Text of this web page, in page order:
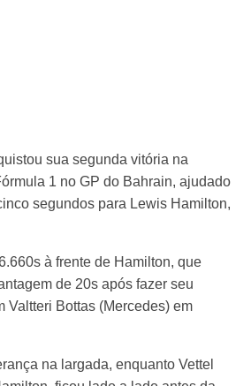
sua segunda vitória na
1 no GP do Bahrain, ajudado
segundos para Lewis Hamilton,
à frente de Hamilton, que
de 20s após fazer seu
Valtteri Bottas (Mercedes) em
na largada, enquanto Vettel